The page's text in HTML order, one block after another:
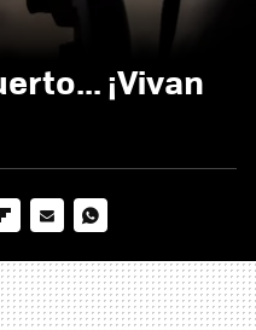
¡Vivan
MAIL